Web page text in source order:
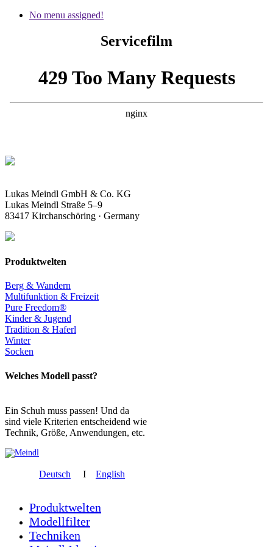
No menu assigned!
Servicefilm
Lukas Meindl GmbH & Co. KG
Lukas Meindl Straße 5–9
83417 Kirchanschöring · Germany
Produktwelten
Berg & Wandern
Multifunktion & Freizeit
Pure Freedom®
Kinder & Jugend
Tradition & Haferl
Winter
Socken
Welches Modell passt?
Ein Schuh muss passen! Und da
sind viele Kriterien entscheidend wie
Technik, Größe, Anwendungen, etc.
Deutsch I English
Produktwelten
Modellfilter
Techniken